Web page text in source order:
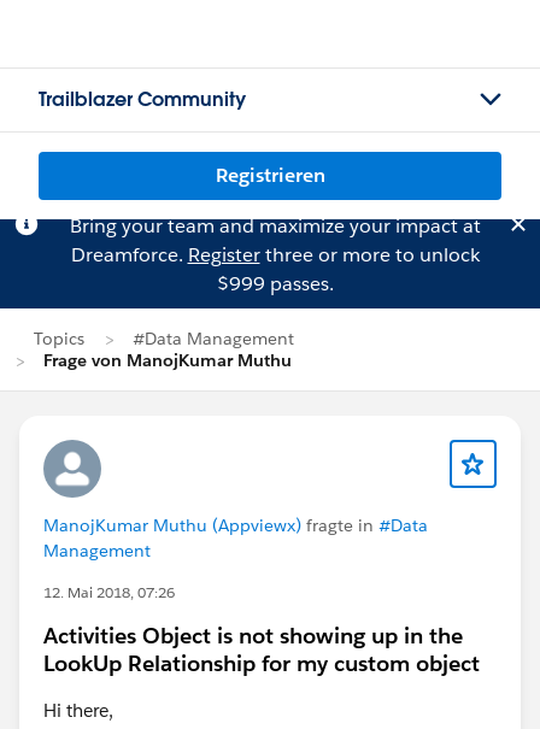
Trailblazer Community
Registrieren
Bring your team and maximize your impact at
Dreamforce. Registerthree or more to unlock
$999 passes.
Topics
#Data Management
Frage von ManojKumar Muthu
ManojKumar Muthu (Appviewx) fragte in #Data
Management
12. Mai 2018, 07:26
Activities Object is not showing up in the
LookUp Relationship for my custom object
Hi there,